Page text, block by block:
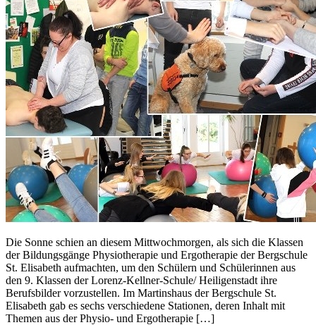
Die Sonne schien an diesem Mittwochmorgen, als sich die Klassen
der Bildungsgänge Physiotherapie und Ergotherapie der Bergschule
St. Elisabeth aufmachten, um den Schülern und Schülerinnen aus
den 9. Klassen der Lorenz-Kellner-Schule/ Heiligenstadt ihre
Berufsbilder vorzustellen. Im Martinshaus der Bergschule St.
Elisabeth gab es sechs verschiedene Stationen, deren Inhalt mit
Themen aus der Physio- und Ergotherapie […]